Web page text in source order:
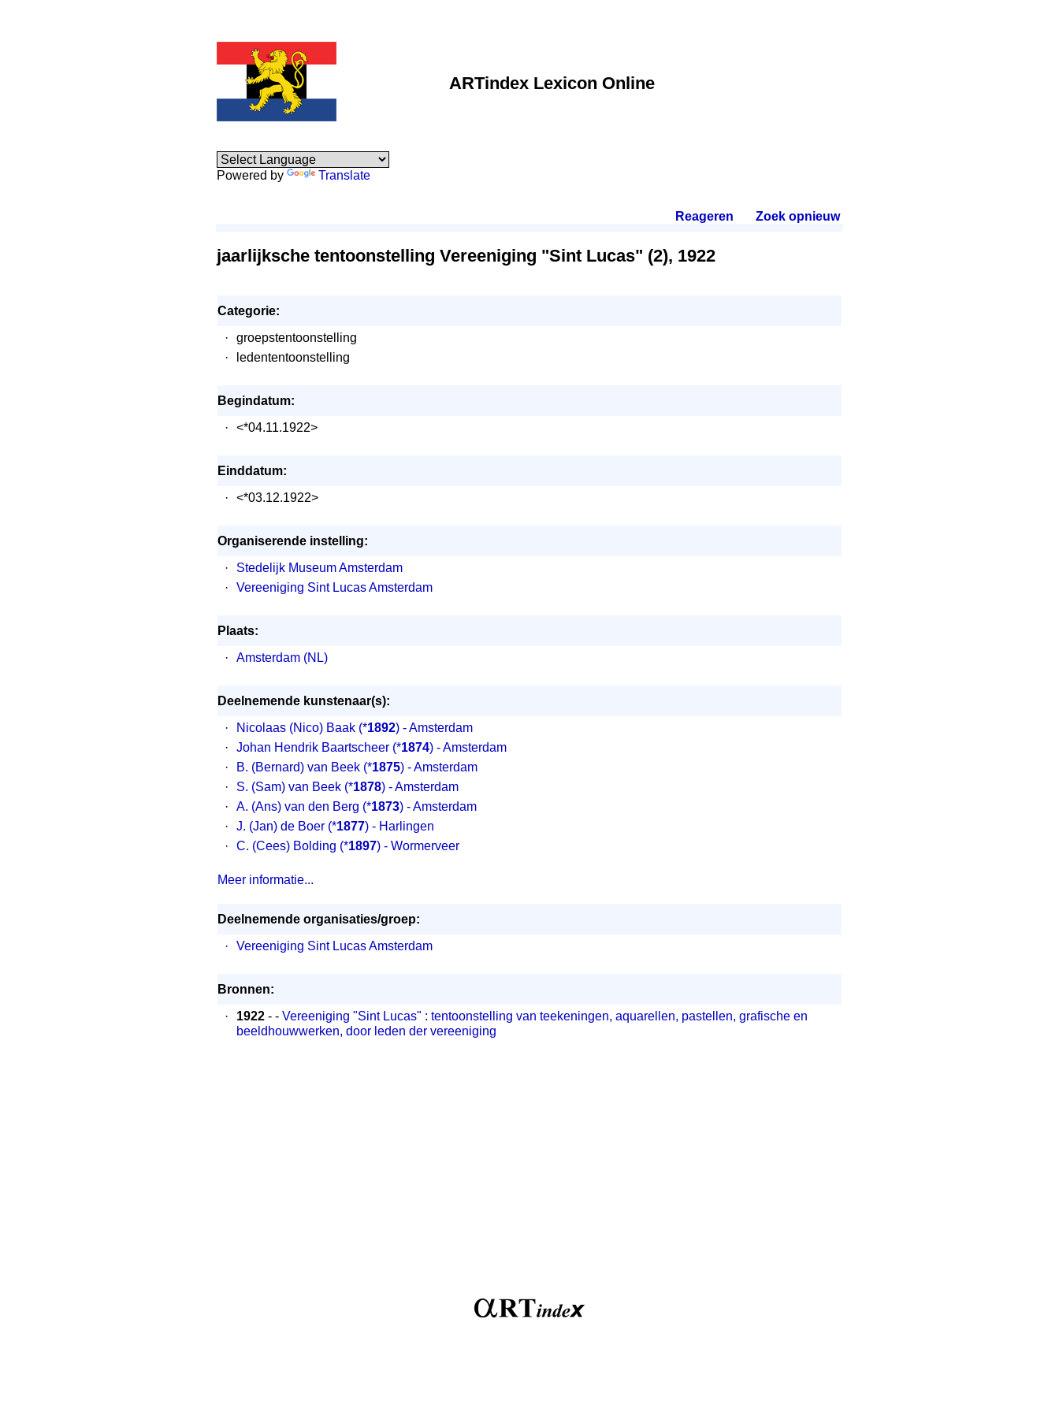
ARTindex Lexicon Online
Powered by Translate
Reageren Zoek opnieuw.
jaarlijksche tentoonstelling Vereeniging "Sint Lucas" (2), 1922
Categorie:
·
groepstentoonstelling
·
ledententoonstelling
Begindatum:
·
<*04.11.1922>
Einddatum:
·
<*03.12.1922>
Organiserende instelling:
·
Stedelijk Museum Amsterdam
·
Vereeniging Sint Lucas Amsterdam
Plaats:
·
Amsterdam (NL)
Deelnemende kunstenaar(s):
·
Nicolaas (Nico) Baak (*1892) - Amsterdam
·
Johan Hendrik Baartscheer (*1874) - Amsterdam
·
B. (Bernard) van Beek (*1875) - Amsterdam
·
S. (Sam) van Beek (*1878) - Amsterdam
·
A. (Ans) van den Berg (*1873) - Amsterdam
·
J. (Jan) de Boer (*1877) - Harlingen
·
C. (Cees) Bolding (*1897) - Wormerveer
Meer informatie...
Deelnemende organisaties/groep:
·
Vereeniging Sint Lucas Amsterdam
Bronnen:
·
1922 - - Vereeniging "Sint Lucas" : tentoonstelling van teekeningen, aquarellen, pastellen, grafische en
beeldhouwwerken, door leden der vereeniging